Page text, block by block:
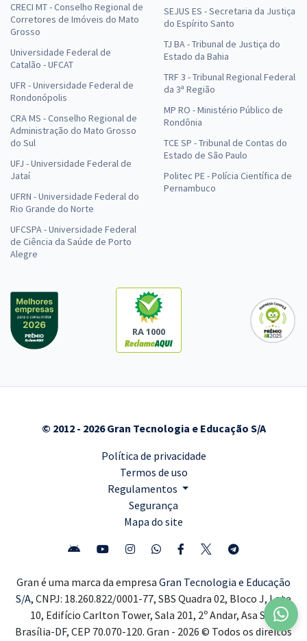
CRECI MT - Conselho Regional de
Corretores de Imóveis do Mato
Grosso
Universidade Federal de
Catalão - UFCAT
UFR - Universidade Federal de
Rondonópolis
CRA MS - Conselho Regional de
Administração do Mato Grosso
do Sul
UFJ - Universidade Federal de
Jataí
UFRN - Universidade Federal do
Rio Grande do Norte
UFCSPA - Universidade Federal
de Ciência da Saúde de Porto
Alegre
SEJUS ES - Secretaria da Justiça
do Espírito Santo
TJ BA - Tribunal de Justiça do
Estado da Bahia
TRF 3 - Tribunal Regional Federal
da 3ª Região
MP RO - Ministério Público de
Rondônia
TCE SP - Tribunal de Contas do
Estado de São Paulo
Politec PE - Polícia Científica de
Pernambuco
RA 1000
© 2012 - 2026 Gran Tecnologia e Educação S/A
Política de privacidade
Termos de uso
Regulamentos
Segurança
Mapa do site
Gran é uma marca da empresa Gran Tecnologia e Educação
S/A, CNPJ: 18.260.822/0001-77, SBS Quadra 02, Bloco J, Lote
10, Edifício Carlton Tower, Sala 201, 2º Andar, Asa Sul,
Brasília-DF, CEP 70.070-120. Gran - 2026 © Todos os direitos